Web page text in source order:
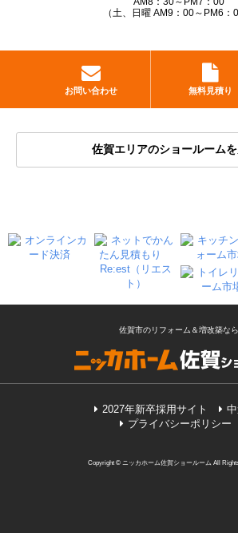
（土、日曜 AM9：00～PM6：
お問い合わせ 無料見積り
佐賀エリアのショールーム
佐賀市のリフォーム＆増改築なら
2027年新卒採用サイト
プライバシーポリシー
Copyright © ニッカホーム佐賀ショールーム All